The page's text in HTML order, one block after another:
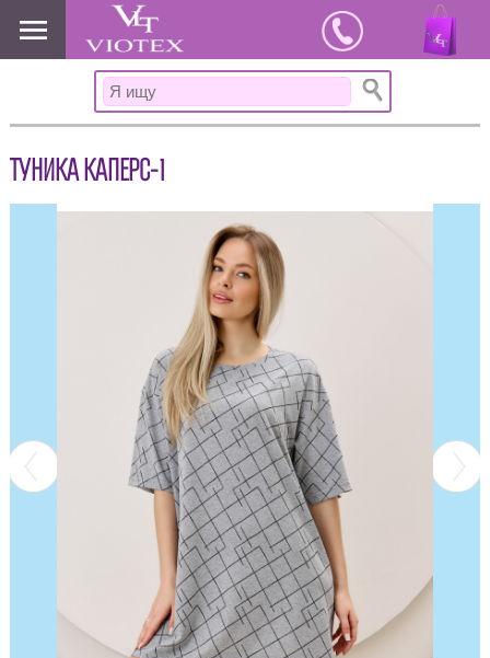
www.viotex37.ru
ТУНИКА КАПЕРС-1